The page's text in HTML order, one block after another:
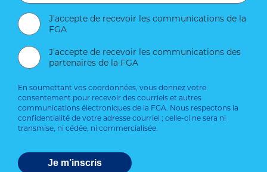
J’accepte de recevoir les communications de la
FGA
J’accepte de recevoir les communications des
partenaires de la FGA
En soumettant vos coordonnées, vous donnez votre
consentement pour recevoir des courriels et autres
communications électroniques de la FGA. Nous respectons la
confidentialité de votre adresse courriel ; celle-ci ne sera ni
transmise, ni cédée, ni commercialisée.